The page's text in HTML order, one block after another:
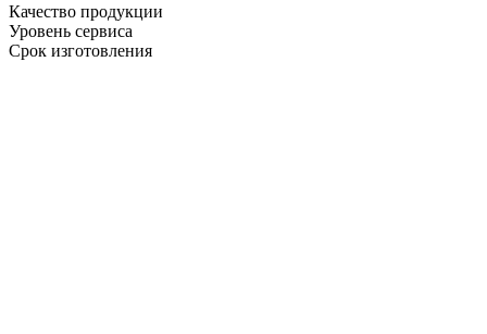
Качество продукции
Уровень сервиса
Срок изготовления